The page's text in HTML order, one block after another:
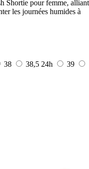
Shortie pour femme, alliant
les journées humides à
38 38,5 24h
39